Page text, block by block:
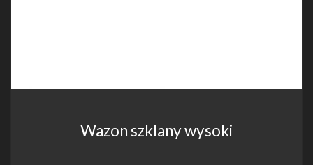
Wazon szklany wysoki